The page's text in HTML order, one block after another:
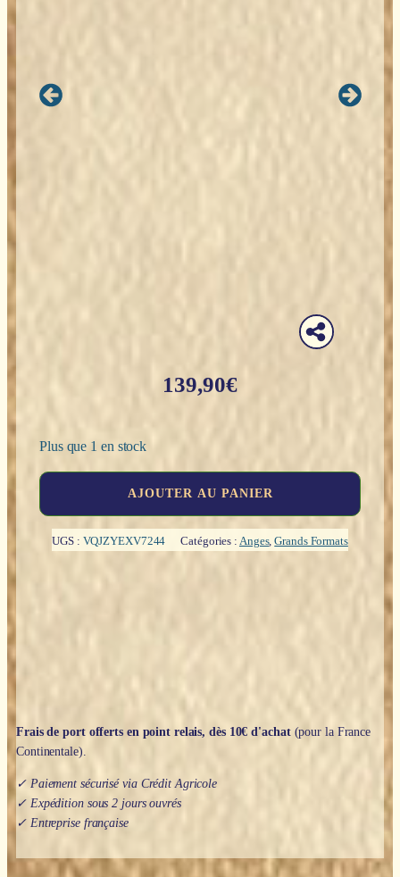
139,90€
Plus que 1 en stock
Michaël
terrassant
AJOUTER AU PANIER
UGS : VQJZYEXV7244 Catégories : Anges,Grands Formats
Frais de port offerts en point relais, dès 10€ d'achat(pour la France
Continentale).
✓ Paiement sécurisé via Crédit Agricole
✓ Expédition sous 2 jours ouvrés
✓ Entreprise française